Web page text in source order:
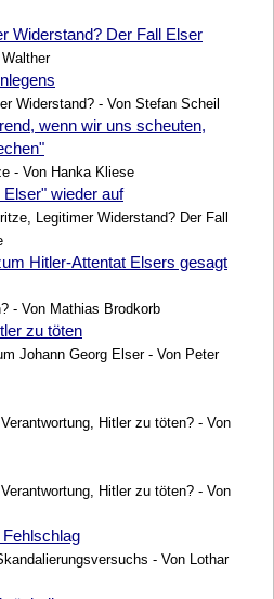
Widerstand? Der Fall Elser
Widerstand? - Von Stefan Scheil
wenn wir uns scheuten,
- Von Hanka Kliese
wieder auf
Legitimer Widerstand? Der Fall
Hitler-Attentat Elsers gesagt
- Von Mathias Brodkorb
zu töten
Johann Georg Elser - Von Peter
Hitler zu töten? - Von
Hitler zu töten? - Von
- Von Lothar